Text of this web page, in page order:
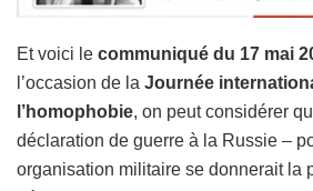
Et voici le communiqué du 17 mai
l’occasion de la Journée
l’homophobie, on peut considérer
déclaration de guerre à la Russie –
organisation militaire se donnerait la